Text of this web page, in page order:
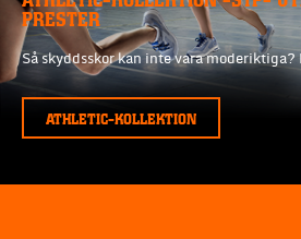
PRESTER
Så skyddsskor kan inte vara moderiktiga?
ATHLETIC-KOLLEKTION